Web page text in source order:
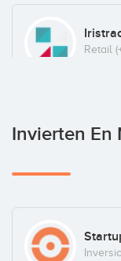
Retail
Security
Invierten En